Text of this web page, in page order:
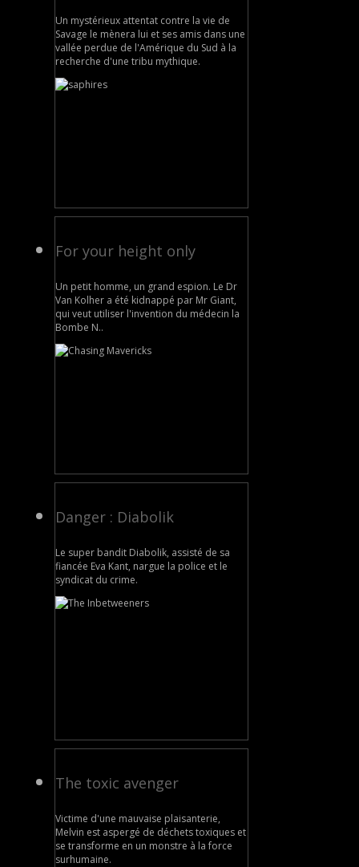
Un mystérieux attentat contre la vie de
Savage le mènera lui et ses amis dans une
vallée perdue de l'Amérique du Sud à la
recherche d'une tribu mythique.
For your height only
Un petit homme, un grand espion. Le Dr
Van Kolher a été kidnappé par Mr Giant,
qui veut utiliser l'invention du médecin la
Bombe N..
Danger : Diabolik
Le super bandit Diabolik, assisté de sa
fiancée Eva Kant, nargue la police et le
syndicat du crime.
The toxic avenger
Victime d'une mauvaise plaisanterie,
Melvin est aspergé de déchets toxiques et
se transforme en un monstre à la force
surhumaine.